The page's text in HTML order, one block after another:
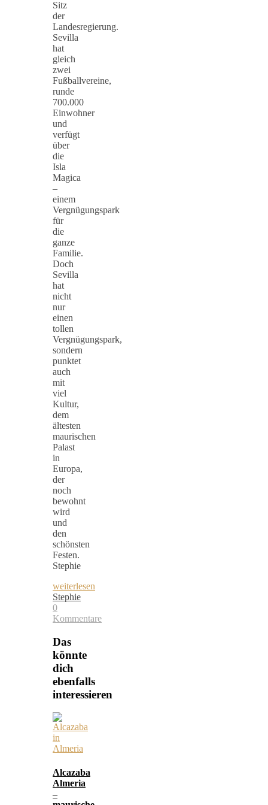
Sitz
der
Landesregierung.
Sevilla
hat
gleich
zwei
Fußballvereine,
runde
700.000
Einwohner
und
verfügt
über
die
Isla
Magica
–
einem
Vergnügungspark
für
die
ganze
Familie.
Doch
Sevilla
hat
nicht
nur
einen
tollen
Vergnügungspark,
sondern
punktet
auch
mit
viel
Kultur,
dem
ältesten
maurischen
Palast
in
Europa,
der
noch
bewohnt
wird
und
den
schönsten
Festen.
Stephie
weiterlesen
Stephie
0
Kommentare
Das
könnte
dich
ebenfalls
interessieren
Alcazaba
Almeria
–